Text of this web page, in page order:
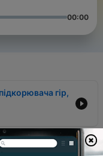
00:00
гір,
обійшов світ